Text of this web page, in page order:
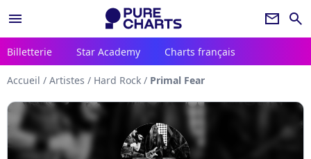
menu newsletter search
Billetterie Star Academy Charts français
Accueil / Artistes / Hard Rock / Primal Fear